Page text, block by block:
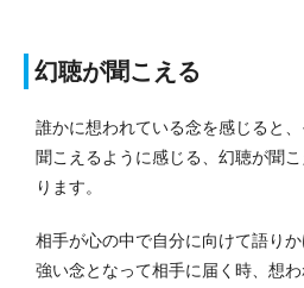
幻聴が聞こえる
誰かに想われている念を感じると
聞こえるように感じる、幻聴が聞
ります。
相手が心の中で自分に向けて語りか
強い念となって相手に届く時、想